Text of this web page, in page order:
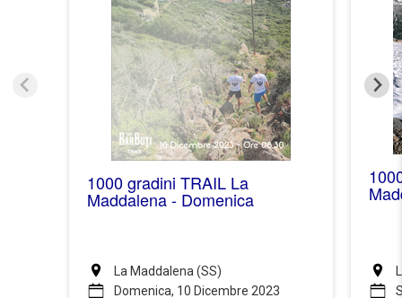
1000 gradini TRAIL La
Maddalena - Domenica
La Maddalena (SS)
Domenica, 10 Dicembre 2023